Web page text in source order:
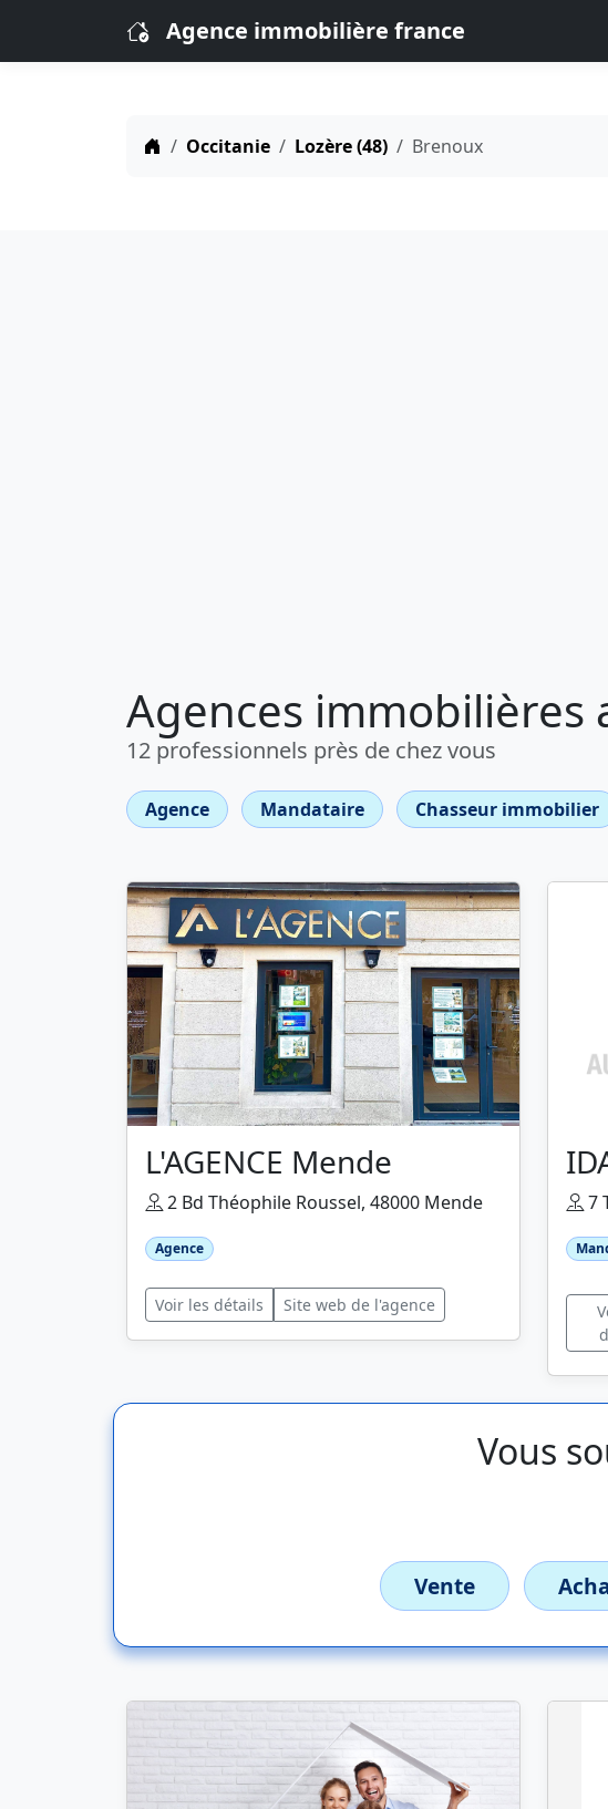
Agence immobilière france
Occitanie Lozère (48) Brenoux
Agences immobilières
12 professionnels près de chez vous
Agence Mandataire Chasseur immobilier
L'AGENCE Mende
2 Bd Théophile Roussel, 48000 Mende
Agence
Voir les détails Site web de l'agence
7
Vous
Vente